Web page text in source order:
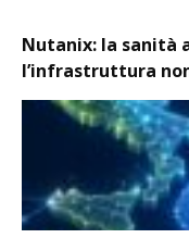
Nutanix: la sanità
l’infrastruttura